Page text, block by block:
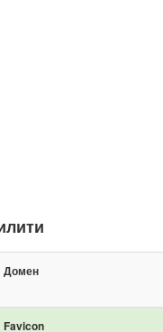
Домен
Favicon